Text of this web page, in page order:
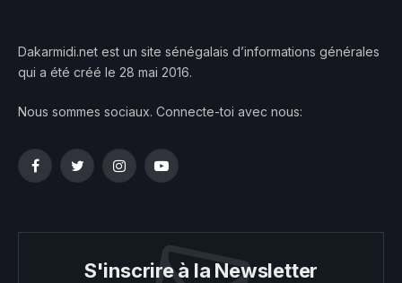
Dakarmidi.net est un site sénégalais d’informations générales
qui a été créé le 28 mai 2016.
Nous sommes sociaux. Connecte-toi avec nous:
FacebookTwitterInstagramYouTube
S'inscrire à la Newsletter